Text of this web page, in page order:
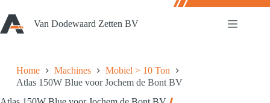
naar
de
inhoud
Van Dodewaard Zetten BV
Home Machines
Mobiel > 10 Ton
Atlas 150W Blue voor Jochem de Bont BV